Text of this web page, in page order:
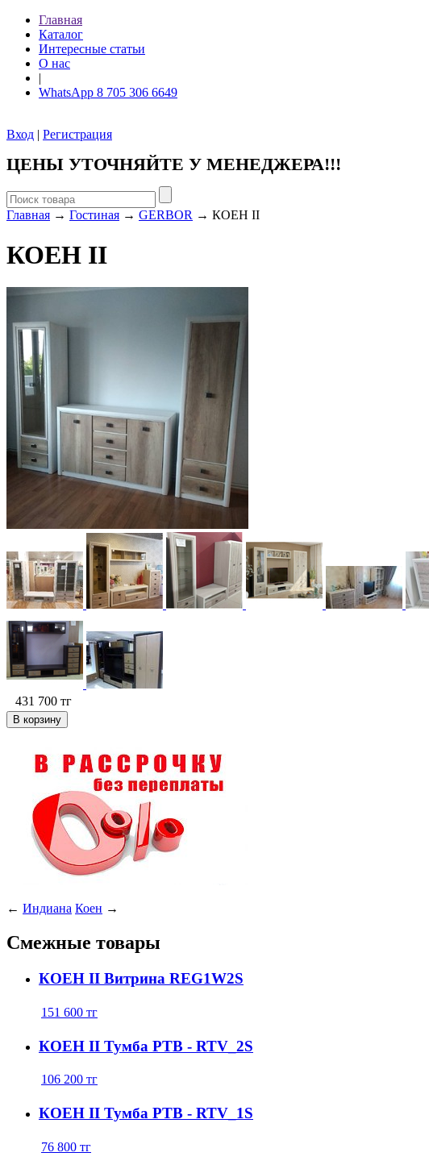
Главная
Каталог
Интересные статьи
О нас
|
WhatsApp 8 705 306 6649
Вход | Регистрация
ЦЕНЫ УТОЧНЯЙТЕ У МЕНЕДЖЕРА!!!
Главная → Гостиная → GERBOR → КОЕН ІІ
КОЕН ІІ
431 700 тг
В корзину
← Индиана Коен →
Смежные товары
КОЕН ІІ Витрина REG1W2S
151 600 тг
КОЕН ІІ Тумба РТВ - RTV_2S
106 200 тг
КОЕН ІІ Тумба РТВ - RTV_1S
76 800 тг